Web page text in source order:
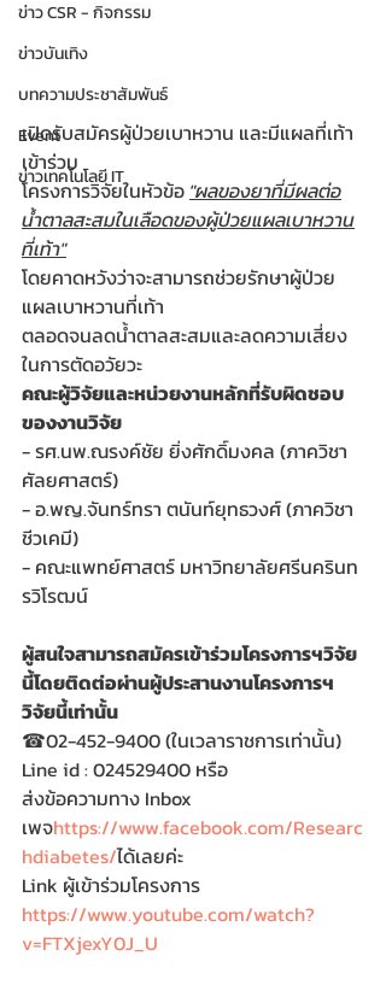
ข่าว CSR - กิจกรรม
ข่าวบันเทิง
บทความประชาสัมพันธ์
Event
ข่าวเทคโนโลยี IT
เปิดรับสมัครผู้ป่วยเบาหวาน และมีแผลที่เท้า
เข้าร่วม
โครงการวิจัยในหัวข้อ "ผลของยาที่มีผลต่อ
น้ำตาลสะสมในเลือดของผู้ป่วยแผลเบาหวาน
ที่เท้า"
โดยคาดหวังว่าจะสามารถช่วยรักษาผู้ป่วย
แผลเบาหวานที่เท้า
ตลอดจนลดน้ำตาลสะสมและลดความเสี่ยง
ในการตัดอวัยวะ
คณะผู้วิจัยและหน่วยงานหลักที่รับผิดชอบ
ของงานวิจัย
- รศ.นพ.ณรงค์ชัย ยิ่งศักดิ์มงคล (ภาควิชา
ศัลยศาสตร์)
- อ.พญ.จันทร์ทรา ตนันท์ยุทธวงศ์ (ภาควิชา
ชีวเคมี)
- คณะแพทย์ศาสตร์ มหาวิทยาลัยศรีนครินท
รวิโรฒน์
ผู้สนใจสามารถสมัครเข้าร่วมโครงการฯวิจัย
นี้โดยติดต่อผ่านผู้ประสานงานโครงการฯ
วิจัยนี้เท่านั้น
☎02-452-9400 (ในเวลาราชการเท่านั้น)
Line id : 024529400 หรือ
ส่งข้อความทาง Inbox
เพจhttps://www.facebook.com/Researc
hdiabetes/ได้เลยค่ะ
Link ผู้เข้าร่วมโครงการ
https://www.youtube.com/watch?
v=FTXjexY0J_U